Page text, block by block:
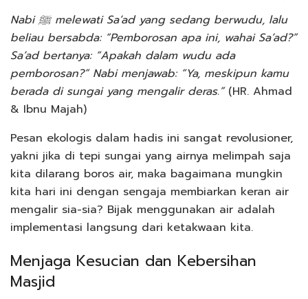
Nabi ﷺ melewati Sa’ad yang sedang berwudu, lalu
beliau bersabda: “Pemborosan apa ini, wahai Sa’ad?”
Sa’ad bertanya: “Apakah dalam wudu ada
pemborosan?” Nabi menjawab: “Ya, meskipun kamu
berada di sungai yang mengalir deras.”(HR. Ahmad
& Ibnu Majah)
Pesan ekologis dalam hadis ini sangat revolusioner,
yakni jika di tepi sungai yang airnya melimpah saja
kita dilarang boros air, maka bagaimana mungkin
kita hari ini dengan sengaja membiarkan keran air
mengalir sia-sia? Bijak menggunakan air adalah
implementasi langsung dari ketakwaan kita.
Menjaga Kesucian dan Kebersihan
Masjid